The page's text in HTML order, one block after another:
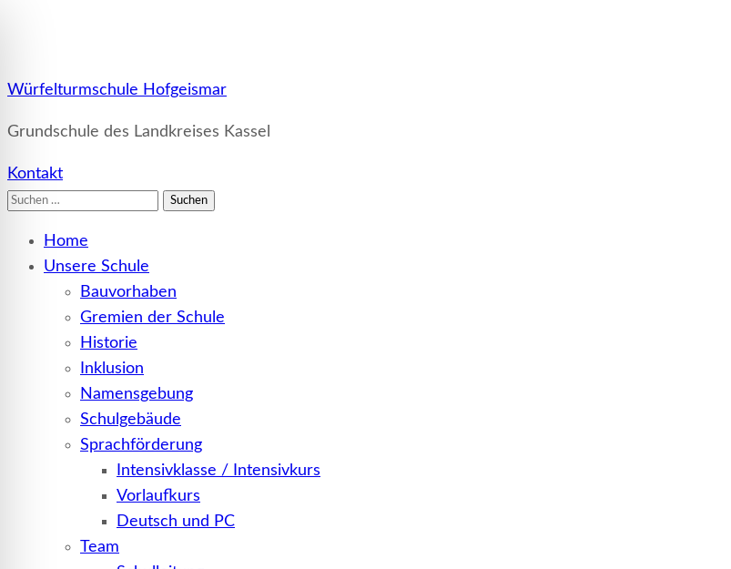
Würfelturmschule Hofgeismar
Grundschule des Landkreises Kassel
Kontakt
Suchen
Home
Unsere Schule
Bauvorhaben
Gremien der Schule
Historie
Inklusion
Namensgebung
Schulgebäude
Sprachförderung
Intensivklasse / Intensivkurs
Vorlaufkurs
Deutsch und PC
Team